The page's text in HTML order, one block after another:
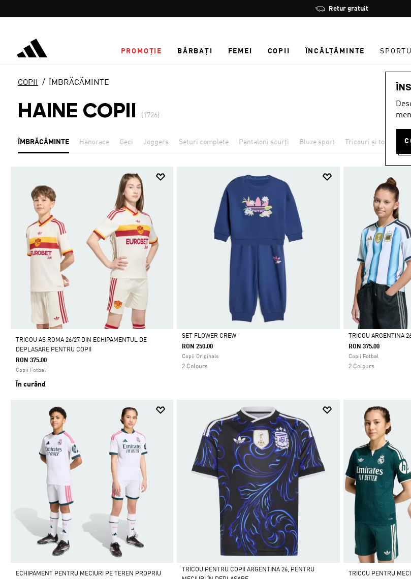
Oprește
rotația
Retur gratuit
PROMOȚIE BĂRBAȚI FEMEI COPII ÎNCĂLȚĂMINTE
COPII ÎMBRĂCĂMINTE
HAINE COPII (1726)
ÎMBRĂCĂMINTE Hanorace Geci Joggers Seturi complete Pantaloni scurți Bluze sport Tricouri și topuri
TRICOU AS ROMA 26/27 DIN ECHIPAMENTUL DE
DEPLASARE PENTRU COPII
RON 375.00
Copii Fotbal
În curând
Da
SET FLOWER CREW
RON 250.00
Copii Originals
2 Colours
Da
TRICOU ARGENTINA
RON 375.00
Copii Fotbal
2 Colours
ECHIPAMENT PENTRU MECIURI PE TEREN PROPRIU
TRICOU PENTRU COPII ARGENTINA 26, PENTRU
TRICOU PENTRU